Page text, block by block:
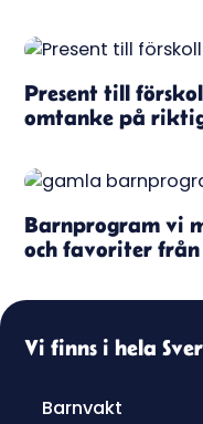
Present till
omtanke på
Barnprogram vi
och favoriter
Vi finns i hela
Barnvakt